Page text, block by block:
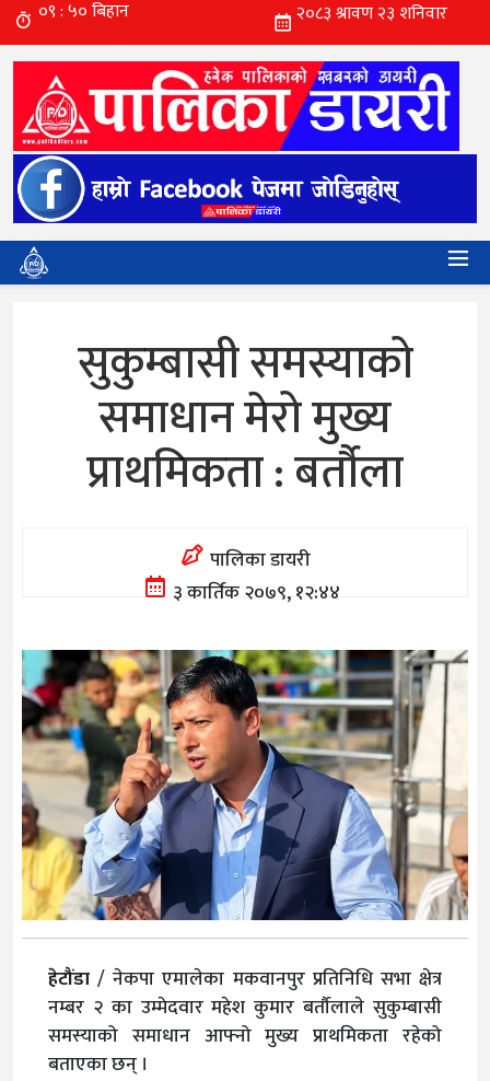
सुकुम्बासी समस्याको
समाधान मेरो मुख्य
प्राथमिकता : बर्तौला
पालिका डायरी
३ कार्तिक २०७९, १२:४४
हेटौंडा / नेकपा एमालेका मकवानपुर प्रतिनिधि सभा क्षेत्र
नम्बर २ का उम्मेदवार महेश कुमार बर्तौलाले सुकुम्बासी
समस्याको समाधान आफ्नो मुख्य प्राथमिकता रहेको
बताएका छन् ।